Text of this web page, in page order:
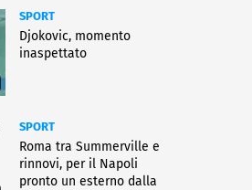
SPORT
Djokovic, momento
inaspettato
SPORT
Roma tra Summerville e
rinnovi, per il Napoli
pronto un esterno dalla